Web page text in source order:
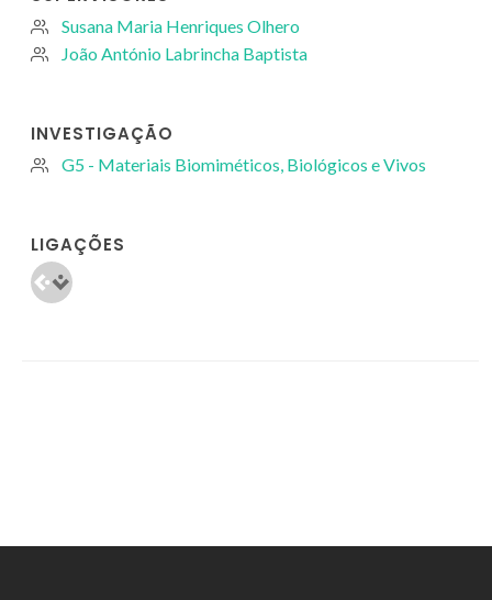
Susana Maria Henriques Olhero
João António Labrincha Baptista
INVESTIGAÇÃO
G5 - Materiais Biomiméticos, Biológicos e Vivos
LIGAÇÕES